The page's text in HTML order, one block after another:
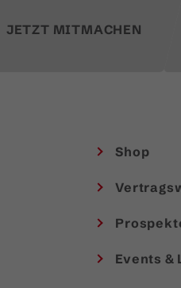
JETZT MITMACHEN
Shop
Events &